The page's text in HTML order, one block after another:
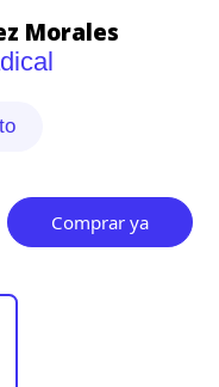
Morales
Comprar ya